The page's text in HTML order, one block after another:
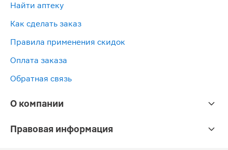
Найти аптеку
Как сделать заказ
Правила применения скидок
Оплата заказа
Обратная связь
О компании
Правовая информация